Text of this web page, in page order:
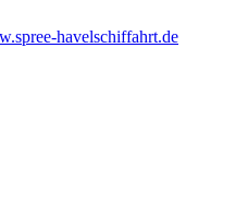
havelschiffahrt.de